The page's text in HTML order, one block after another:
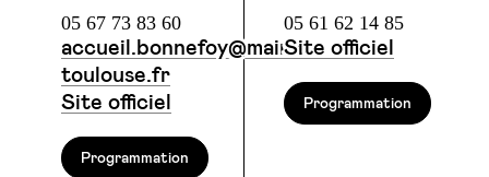
05 67 73 83 60
accueil.bonnefoy@mairie-
toulouse.fr
Site officiel
Programmation
05 61 62 14 85
Site officiel
Programmation